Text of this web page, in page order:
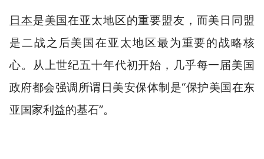
日本是美国在亚太地区的重要盟友， 而美日同盟
是二战之后美国在亚太地区最为重要的战略核
心。从上世纪五十年代初开始，几乎每一届美国
政府都会强调所谓日美安保体制是“保护美国在东
亚国家利益的基石”。